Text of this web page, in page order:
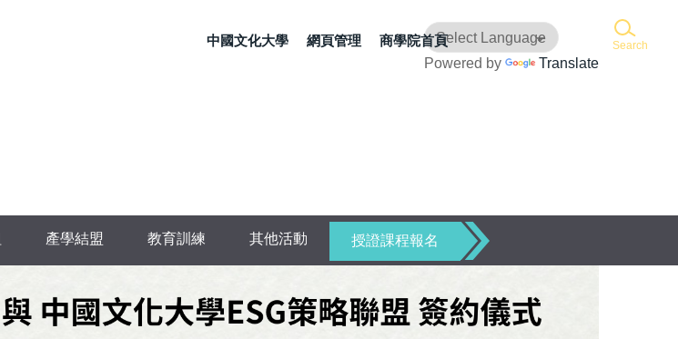
Search
Powered by Translate
中國文化大學 網頁管理 商學院首頁
產學結盟 教育訓練 其他活動 授證課程報名